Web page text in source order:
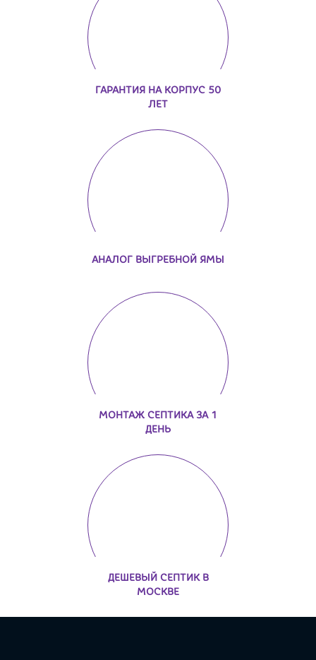
ГАРАНТИЯ НА КОРПУС 50
ЛЕТ
АНАЛОГ ВЫГРЕБНОЙ ЯМЫ
МОНТАЖ СЕПТИКА ЗА 1
ДЕНЬ
ДЕШЕВЫЙ СЕПТИК В
МОСКВЕ